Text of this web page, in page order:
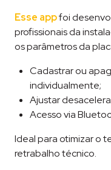
Esse appfoi
profissionais da
os parâmetros da
Cadastrar ou
individualmente;
Ajustar
Acesso via
Ideal para otimizar o
retrabalho técnico.